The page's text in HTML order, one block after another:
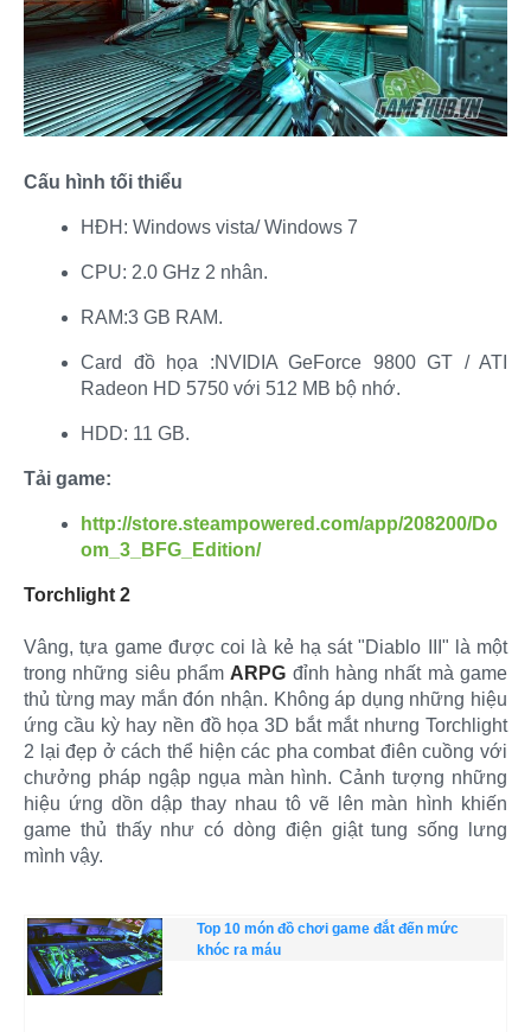
Cấu hình tối thiểu
HĐH: Windows vista/ Windows 7​
CPU: 2.0 GHz 2 nhân.​
RAM:3 GB RAM.​
Card đồ họa :NVIDIA GeForce 9800 GT / ATI
Radeon HD 5750 với 512 MB bộ nhớ.​
HDD: 11 GB.​
Tải game:
http://store.steampowered.com/app/208200/Do
om_3_BFG_Edition/
Torchlight 2
Vâng, tựa game được coi là kẻ hạ sát "Diablo III" là một
trong những siêu phẩm ARPG đỉnh hàng nhất mà game
thủ từng may mắn đón nhận. Không áp dụng những hiệu
ứng cầu kỳ hay nền đồ họa 3D bắt mắt nhưng Torchlight
2 lại đẹp ở cách thể hiện các pha combat điên cuồng với
chưởng pháp ngập ngụa màn hình. Cảnh tượng những
hiệu ứng dồn dập thay nhau tô vẽ lên màn hình khiến
game thủ thấy như có dòng điện giật tung sống lưng
mình vậy.​
Top 10 món đồ chơi game đắt đến mức
khóc ra máu